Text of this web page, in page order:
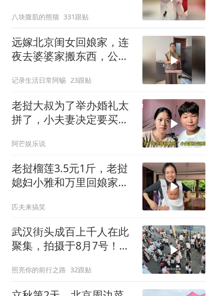
八块腹肌的熊猫 331跟贴
远嫁北京闺女回娘家，连
夜去婆婆家搬东西，公公
记录生活日常阿蜴 23跟贴
老挝大叔为了举办婚礼太
拼了，小夫妻决定要买
阿芒娱乐说
老挝榴莲3.5元1斤，老挝
媳妇小雅和万里回娘家实
匹夫来搞笑
武汉街头成百上千人在此
聚集，拍摄于8月7号！这
照亮你的前行之路 32跟贴